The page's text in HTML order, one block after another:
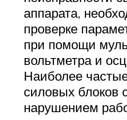
аппарата,
проверке
при помощи
вольтметра и
Наиболее
силовых блоков
нарушением